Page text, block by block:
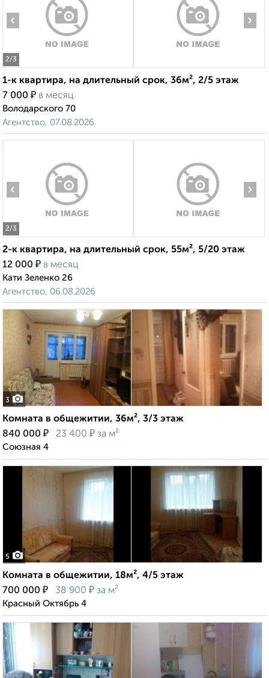
2/3
‹ ›
1-к квартира, на длительный срок, 36м², 2/5 этаж
7 000 ₽ в месяц
Володарского 70
Агентство, 07.08.2026
2/3
‹ ›
2-к квартира, на длительный срок, 55м², 5/20 этаж
12 000 ₽ в месяц
Кати Зеленко 26
Агентство, 06.08.2026
3
Комната в общежитии, 36м², 3/3 этаж
840 000 ₽ 23 400 ₽ за м²
Союзная 4
5
Комната в общежитии, 18м², 4/5 этаж
700 000 ₽ 38 900 ₽ за м²
Красный Октябрь 4